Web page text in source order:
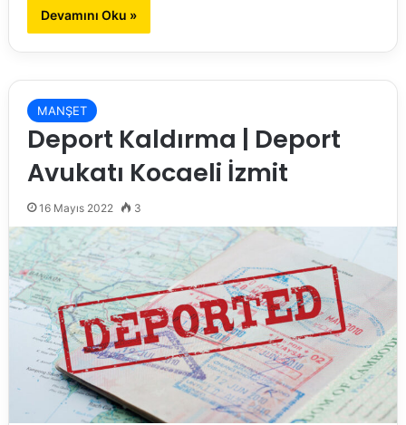
Devamını Oku »
MANŞET
Deport Kaldırma | Deport
Avukatı Kocaeli İzmit
16 Mayıs 2022 3